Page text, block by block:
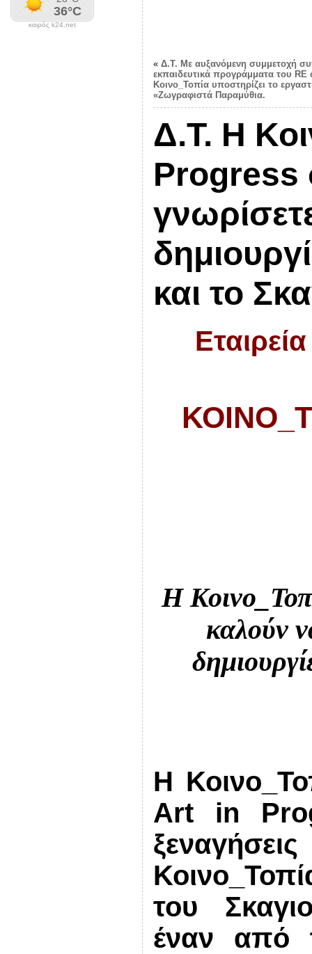
καιρός k24.net
« Δ.Τ. Με αυξανόμενη συμμετοχή
εκπαιδευτικά προγράμματα του
Κοινο_Τοπία υποστηρίζει το
«Ζωγραφιστά Παραμύθια.
Δ.Τ. Η
Progress
και το
Η
καλούν
Η
Art
in
του
έναν από